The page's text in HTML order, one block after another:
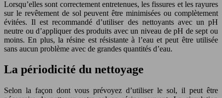
Lorsqu’elles sont correctement entretenues, les fissures et les rayures
sur le revêtement de sol peuvent être minimisées ou complètement
évitées. Il est recommandé d’utiliser des nettoyants avec un pH
neutre ou d’appliquer des produits avec un niveau de pH de sept ou
moins. En plus, la résine est résistante à l’eau et peut être utilisée
sans aucun problème avec de grandes quantités d’eau.
La périodicité du nettoyage
Selon la façon dont vous prévoyez d’utiliser le sol, il peut être